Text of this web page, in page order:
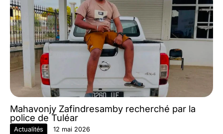
Mahavonjy Zafindresamby recherché par la
police de Tuléar
Actualités 12 mai 2026